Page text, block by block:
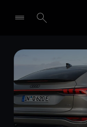
Händler wählen